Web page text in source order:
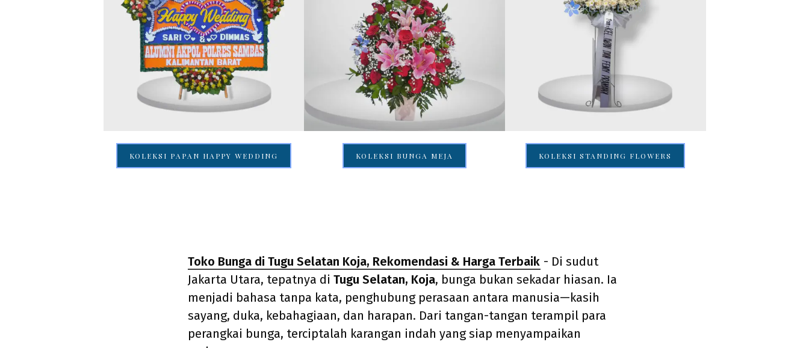
KOLEKSI PAPAN HAPPY WEDDING KOLEKSI BUNGA MEJA KOLEKSI STANDING FLOWERS
Toko Bunga di Tugu Selatan Koja, Rekomendasi & Harga Terbaik - Di sudut
Jakarta Utara, tepatnya di Tugu Selatan, Koja, bunga bukan sekadar hiasan. Ia
menjadi bahasa tanpa kata, penghubung perasaan antara manusia—kasih
sayang, duka, kebahagiaan, dan harapan. Dari tangan-tangan terampil para
perangkai bunga, terciptalah karangan indah yang siap menyampaikan